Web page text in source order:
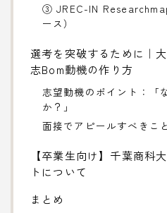
③ JREC-IN
ース）
選考を突破するために｜
志Bom動機の作り方
志望動機のポイント：「
か？」
面接でアピールすべきこと
【卒業生向け】千葉商科
トについて
まとめ